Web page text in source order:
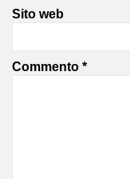
Sito web
Commento *